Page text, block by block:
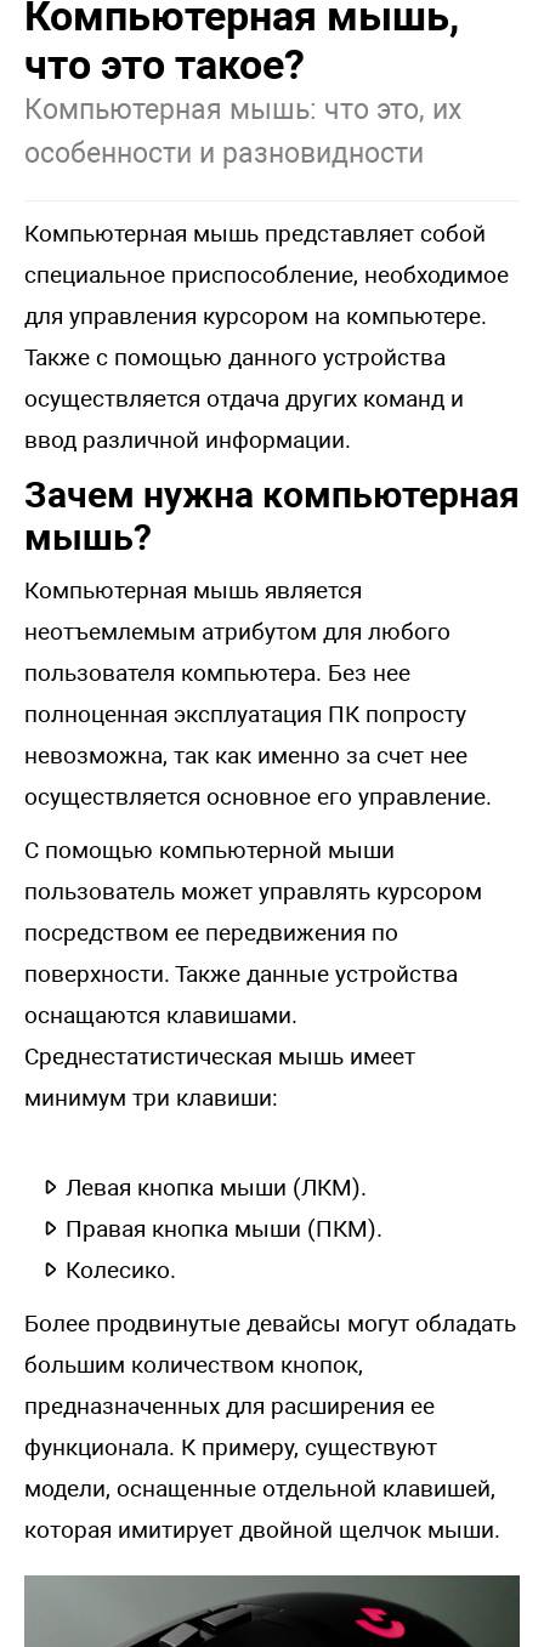
Компьютерная мышь,
что это такое?
Компьютерная мышь: что это, их
особенности и разновидности
Компьютерная мышь представляет собой
специальное приспособление, необходимое
для управления курсором на компьютере.
Также с помощью данного устройства
осуществляется отдача других команд и
ввод различной информации.
Зачем нужна компьютерная
мышь?
Компьютерная мышь является
неотъемлемым атрибутом для любого
пользователя компьютера. Без нее
полноценная эксплуатация ПК попросту
невозможна, так как именно за счет нее
осуществляется основное его управление.
С помощью компьютерной мыши
пользователь может управлять курсором
посредством ее передвижения по
поверхности. Также данные устройства
оснащаются клавишами.
Среднестатистическая мышь имеет
минимум три клавиши:
Левая кнопка мыши (ЛКМ).
Правая кнопка мыши (ПКМ).
Колесико.
Более продвинутые девайсы могут обладать
большим количеством кнопок,
предназначенных для расширения ее
функционала. К примеру, существуют
модели, оснащенные отдельной клавишей,
которая имитирует двойной щелчок мыши.